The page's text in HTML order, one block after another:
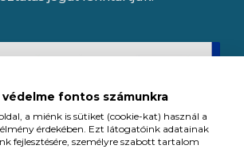
fontos számunkra
a miénk is sütiket (cookie-kat) használ a
érdekében. Ezt látogatóink adatainak
fejlesztésére, személyre szabott tartalom